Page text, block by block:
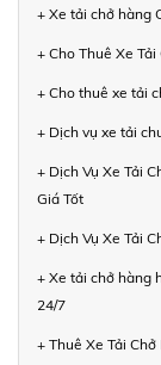
+ Xe tải chở hàng
+ Cho Thuê Xe
+ Cho thuê xe tải
+ Dịch vụ xe tải
+ Dịch Vụ Xe Tải
Giá Tốt
+ Dịch Vụ Xe Tải
+ Xe tải chở hàng
24/7
+ Thuê Xe Tải